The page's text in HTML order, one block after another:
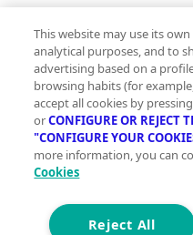
Contacto
hola@vivegreen.com
Aviso Legal
Condiciones de uso
Politica de privacidad
Política de cookies
This website may use its
analytical purposes, and to
advertising based on a
browsing habits (for
accept all cookies by
orCONFIGURE OR REJECT
"CONFIGURE YOUR
more information, you can
Cookies
Reject All